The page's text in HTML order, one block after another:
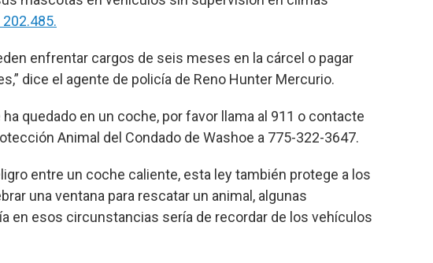
enfrentar cargos de seis meses en la cárcel o pagar
dice el agente de policía de Reno Hunter Mercurio.
quedado en un coche, por favor llama al 911 o contacte
Animal del Condado de Washoe a 775-322-3647.
entre un coche caliente, esta ley también protege a los
una ventana para rescatar un animal, algunas
en esos circunstancias sería de recordar de los vehículos